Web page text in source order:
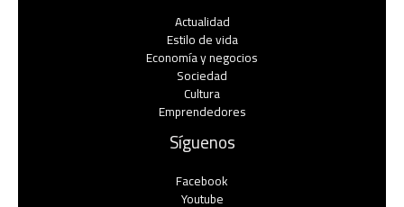
Actualidad
Estilo de vida
Economía y negocios​
Sociedad
Cultura
Emprendedores
Síguenos
Facebook
Youtube